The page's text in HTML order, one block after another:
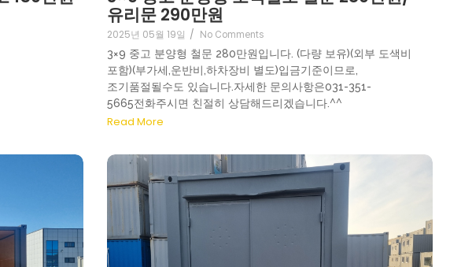
유리문 290만원
2025년 05월 19일 / No Comments
3×9 중고 분양형 철문 280만원입니다. (다량 보유)(외부 도색비
포함)(부가세,운반비,하차장비 별도)입금기준이므로,
조기품절될수도 있습니다.자세한 문의사항은031-351-
5665전화주시면 친절히 상담해드리겠습니다.^^
Read More